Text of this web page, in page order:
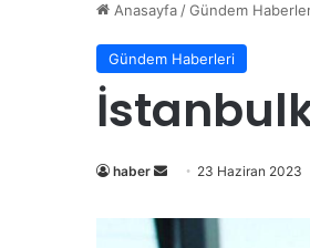
Anasayfa /Gündem
Gündem Haberleri
haber
Bir
posta
23 Haziran 2023